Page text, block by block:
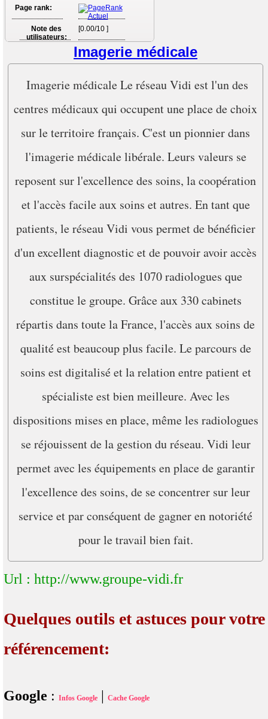
Page rank:
Note des
utilisateurs:
[0.00/10 ]
Imagerie médicale
Imagerie médicale Le réseau Vidi est l'un des
centres médicaux qui occupent une place de choix
sur le territoire français. C'est un pionnier dans
l'imagerie médicale libérale. Leurs valeurs se
reposent sur l'excellence des soins, la coopération
et l'accès facile aux soins et autres. En tant que
patients, le réseau Vidi vous permet de bénéficier
d'un excellent diagnostic et de pouvoir avoir accès
aux surspécialités des 1070 radiologues que
constitue le groupe. Grâce aux 330 cabinets
répartis dans toute la France, l'accès aux soins de
qualité est beaucoup plus facile. Le parcours de
soins est digitalisé et la relation entre patient et
spécialiste est bien meilleure. Avec les
dispositions mises en place, même les radiologues
se réjouissent de la gestion du réseau. Vidi leur
permet avec les équipements en place de garantir
l'excellence des soins, de se concentrer sur leur
service et par conséquent de gagner en notoriété
pour le travail bien fait.
Url : http://www.groupe-vidi.fr
Quelques outils et astuces pour votre
référencement:
Google : Infos Google | Cache Google